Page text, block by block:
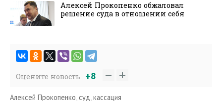
Алексей Прокопенко обжаловал
решение суда в отношении себя
Оцените новость +8
Алексей Прокопенко суд кассация